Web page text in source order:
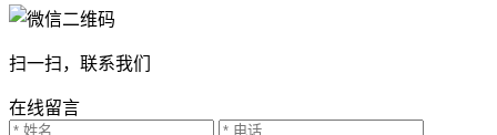
扫一扫，联系我们
在线留言